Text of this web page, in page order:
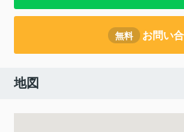
無料 お問い
地図